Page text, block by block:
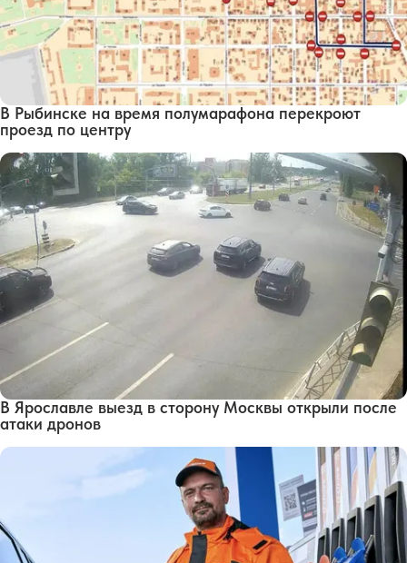
В Рыбинске на время полумарафона перекроют
проезд по центру
В Ярославле выезд в сторону Москвы открыли после
атаки дронов